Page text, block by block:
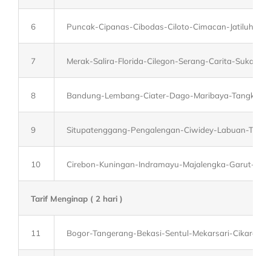
6 Puncak-Cipanas-Cibodas-Ciloto-Cimacan-
7 Merak-Salira-Florida-Cilegon-Serang-Carita-
8 Bandung-Lembang-Ciater-Dago-Maribaya-
9 Situpatenggang-Pengalengan-Ciwidey-Labuan-
10 Cirebon-Kuningan-Indramayu-Majalengka-Garut-
Tarif Menginap ( 2 hari )
11 Bogor-Tangerang-Bekasi-Sentul-Mekarsari-